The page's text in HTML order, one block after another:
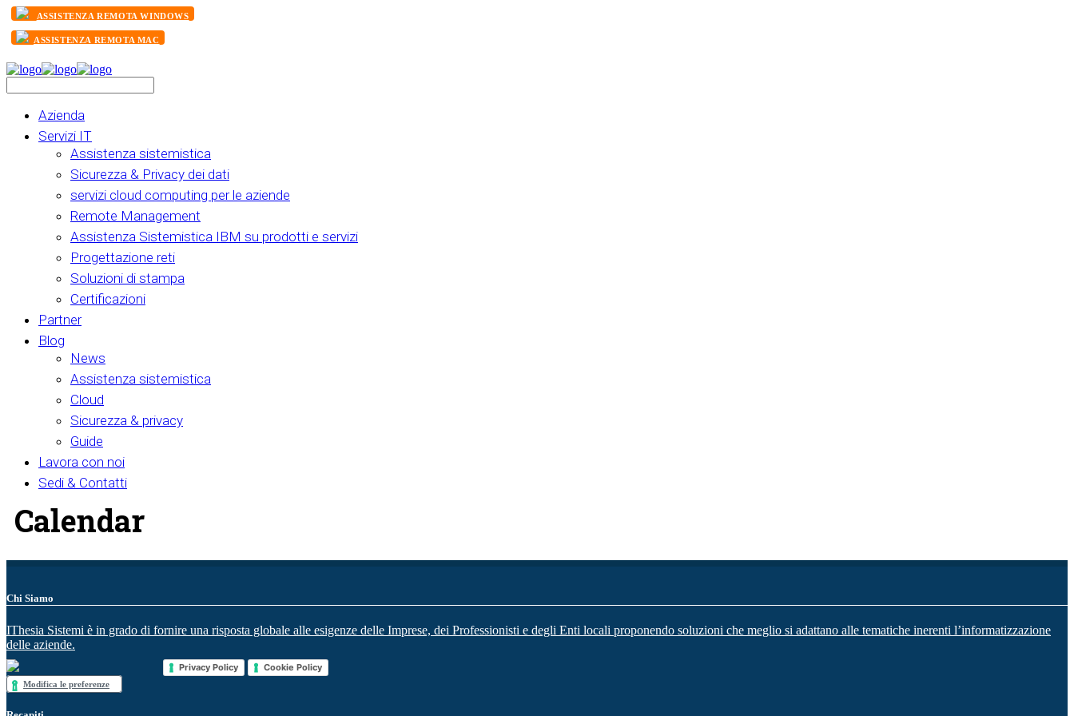
ASSISTENZA REMOTA WINDOWS
ASSISTENZA REMOTA MAC
Azienda
Servizi IT
Assistenza sistemistica
Sicurezza & Privacy dei dati
servizi cloud computing per le aziende
Remote Management
Assistenza Sistemistica IBM su prodotti e servizi
Progettazione reti
Soluzioni di stampa
Certificazioni
Partner
Blog
News
Assistenza sistemistica
Cloud
Sicurezza & privacy
Guide
Lavora con noi
Sedi & Contatti
Calendar
Chi Siamo
IThesia Sistemi è in grado di fornire una risposta globale alle esigenze delle Imprese, dei Professionisti e degli Enti locali proponendo soluzioni che meglio si adattano alle tematiche inerenti l’informatizzazione
delle aziende.
Privacy Policy Cookie Policy
Modifica le preferenze